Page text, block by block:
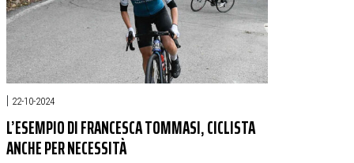
| 22-10-2024
L’ESEMPIO DI FRANCESCA TOMMASI, CICLISTA
ANCHE PER NECESSITÀ